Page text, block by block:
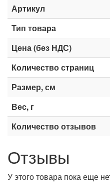
Артикул
Тип товара
Цена (без НДС)
Количество страниц
Размер, см
Вес, г
Количество отзывов
Отзывы
У этого товара пока еще